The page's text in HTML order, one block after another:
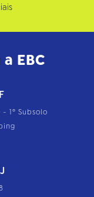
EBC
1º Subsolo